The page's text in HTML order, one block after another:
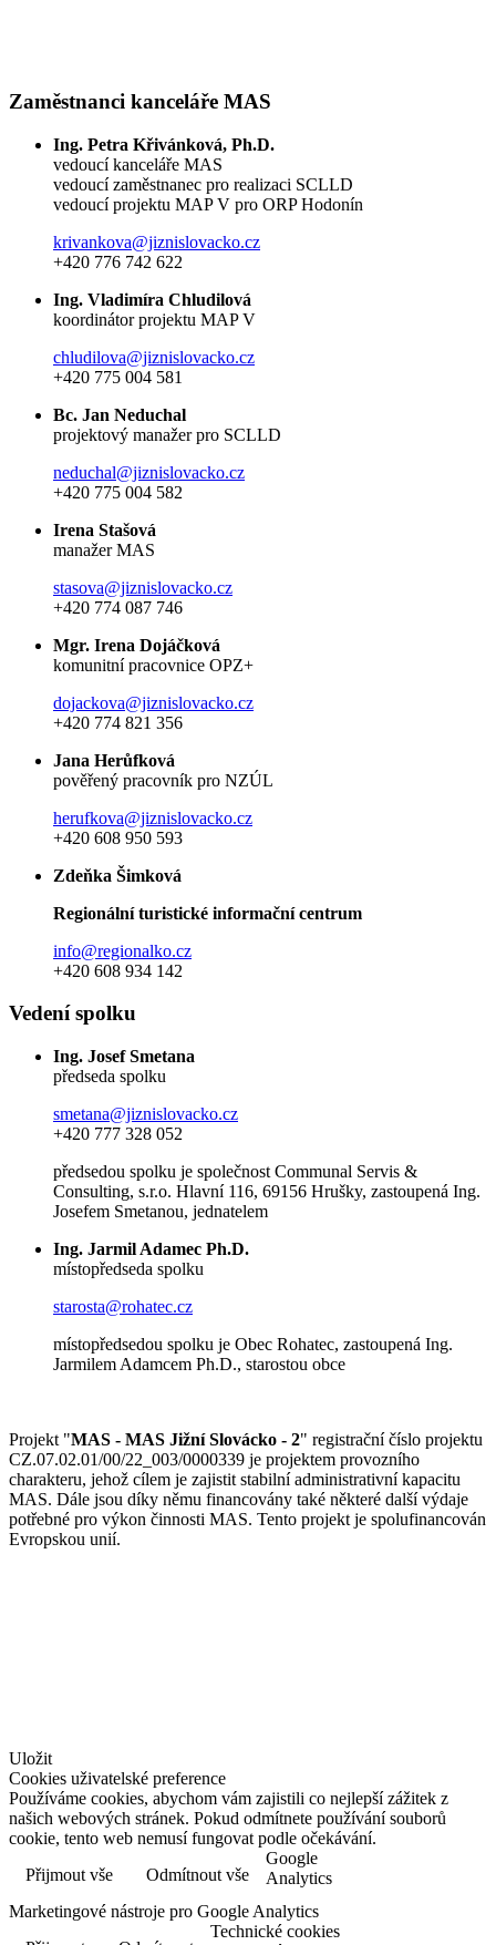
Zaměstnanci kanceláře MAS
Ing. Petra Křivánková, Ph.D.
vedoucí kanceláře MAS
vedoucí zaměstnanec pro realizaci SCLLD
vedoucí projektu MAP V pro ORP Hodonín
krivankova@jiznislovacko.cz
+420 776 742 622
Ing. Vladimíra Chludilová
koordinátor projektu MAP V
chludilova@jiznislovacko.cz
+420 775 004 581
Bc. Jan Neduchal
projektový manažer pro SCLLD
neduchal@jiznislovacko.cz
+420 775 004 582
Irena Stašová
manažer MAS
stasova@jiznislovacko.cz
+420 774 087 746
Mgr. Irena Dojáčková
komunitní pracovnice OPZ+
dojackova@jiznislovacko.cz
+420 774 821 356
Jana Herůfková
pověřený pracovník pro NZÚL
herufkova@jiznislovacko.cz
+420 608 950 593
Zdeňka Šimková
Regionální turistické informační centrum
info@regionalko.cz
+420 608 934 142
Vedení spolku
Ing. Josef Smetana
předseda spolku
smetana@jiznislovacko.cz
+420 777 328 052
předsedou spolku je společnost Communal Servis &
Consulting, s.r.o. Hlavní 116, 69156 Hrušky, zastoupená Ing.
Josefem Smetanou, jednatelem
Ing. Jarmil Adamec Ph.D.
místopředseda spolku
starosta@rohatec.cz
místopředsedou spolku je Obec Rohatec, zastoupená Ing.
Jarmilem Adamcem Ph.D., starostou obce
Projekt "MAS - MAS Jižní Slovácko - 2" registrační číslo projektu
CZ.07.02.01/00/22_003/0000339 je projektem provozního
charakteru, jehož cílem je zajistit stabilní administrativní kapacitu
MAS. Dále jsou díky němu financovány také některé další výdaje
potřebné pro výkon činnosti MAS. Tento projekt je spolufinancován
Evropskou unií.
Uložit
Cookies uživatelské preference
Používáme cookies, abychom vám zajistili co nejlepší zážitek z
našich webových stránek. Pokud odmítnete používání souborů
cookie, tento web nemusí fungovat podle očekávání.
Přijmout vše
Odmítnout vše
Google
Analytics
Marketingové nástroje pro Google Analytics
Technické cookies